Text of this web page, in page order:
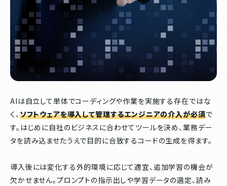
AIは自立して単体でコーディングや作業を実施する存在ではな
く、ソフトウェアを導入して管理するエンジニアの介入が必須で
す。はじめに自社のビジネスに合わせてツールを決め、業務デー
タを読み込ませたうえで目的に合致するコードの生成を得ます。
導入後には変化する外的環境に応じて適宜、追加学習の機会が
欠かせません。プロンプトの指示出しや学習データの選定、読み